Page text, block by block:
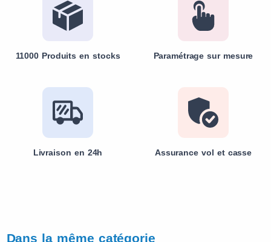
11000 Produits en stocks Paramétrage sur mesure
Livraison en 24h Assurance vol et casse
Dans la même catégorie